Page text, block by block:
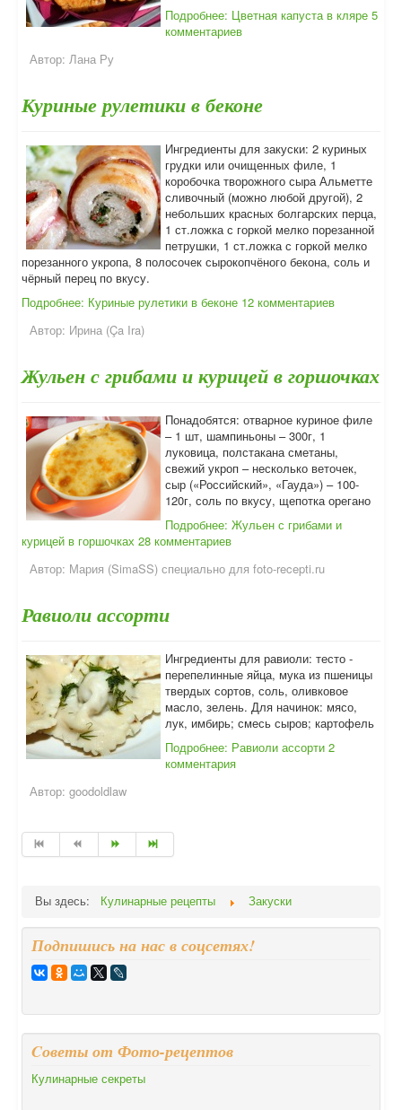
Подробнее: Цветная капуста в кляре 5
комментариев
Автор: Лана Ру
Куриные рулетики в беконе
Ингредиенты для закуски: 2 куриных
грудки или очищенных филе, 1
коробочка творожного сыра Альметте
сливочный (можно любой другой), 2
небольших красных болгарских перца,
1 ст.ложка с горкой мелко порезанной
петрушки, 1 ст.ложка с горкой мелко
порезанного укропа, 8 полосочек сырокопчёного бекона, соль и
чёрный перец по вкусу.
Подробнее: Куриные рулетики в беконе 12 комментариев
Автор: Ирина (Ça Ira)
Жульен с грибами и курицей в горшочках
Понадобятся: отварное куриное филе
– 1 шт, шампиньоны – 300г, 1
луковица, полстакана сметаны,
свежий укроп – несколько веточек,
сыр («Российский», «Гауда») – 100-
120г, соль по вкусу, щепотка орегано
Подробнее: Жульен с грибами и
курицей в горшочках 28 комментариев
Автор: Мария (SimaSS) специально для foto-recepti.ru
Равиоли ассорти
Ингредиенты для равиоли: тесто -
перепелинные яйца, мука из пшеницы
твердых сортов, соль, оливковое
масло, зелень. Для начинок: мясо,
лук, имбирь; смесь сыров; картофель
Подробнее: Равиоли ассорти 2
комментария
Автор: goodoldlaw
Вы здесь: Кулинарные рецепты Закуски
Подпишись на нас в соцсетях!
Cоветы от Фото-рецептов
Кулинарные секреты